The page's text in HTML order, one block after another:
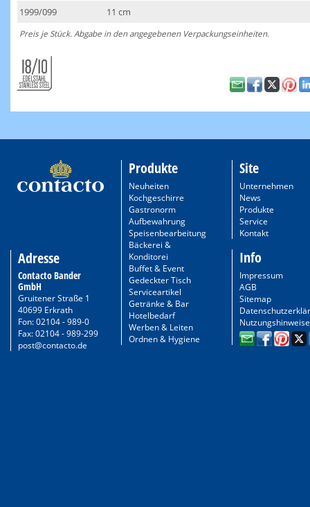
1999/099
11 cm
Preis je Stück. Abgabe in den angegebenen Verpackungseinheiten.
Adresse
Contacto Bander
GmbH
Gruitener Straße 1
40699 Erkrath
Fon: 02104 - 989-0
Fax: 02104 - 989-299
post@contacto.de
Produkte
Neuheiten
Kochgeschirre
Gastronorm
Aufbewahrung
Speisenbearbeitung
Bäckerei &
Konditorei
Buffet & Event
Gedeckter Tisch
Serviceartikel
Getränke & Bar
Hotelbedarf
Werben & Leiten
Ordnen & Hygiene
Site
Unternehmen
News
Produkte
Service
Kontakt
Info
Impressum
AGB
Sitemap
Nutzungshinweise